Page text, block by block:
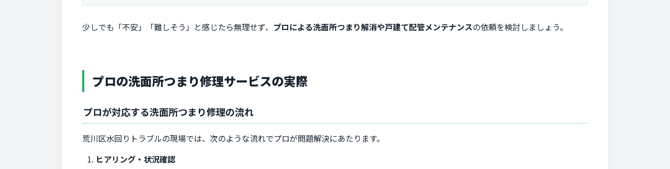
少しでも「不安」「難しそう」と感じたら無理せず、 プロによる洗面所つまり解消や戸建て配管メンテナンスの依頼を検討しましょう。
プロの洗面所つまり修理サービスの実際
プロが対応する洗面所つまり修理の流れ
荒川区水回りトラブルの現場では、次のような流れでプロが問題解決にあたります。
ヒアリング・状況確認